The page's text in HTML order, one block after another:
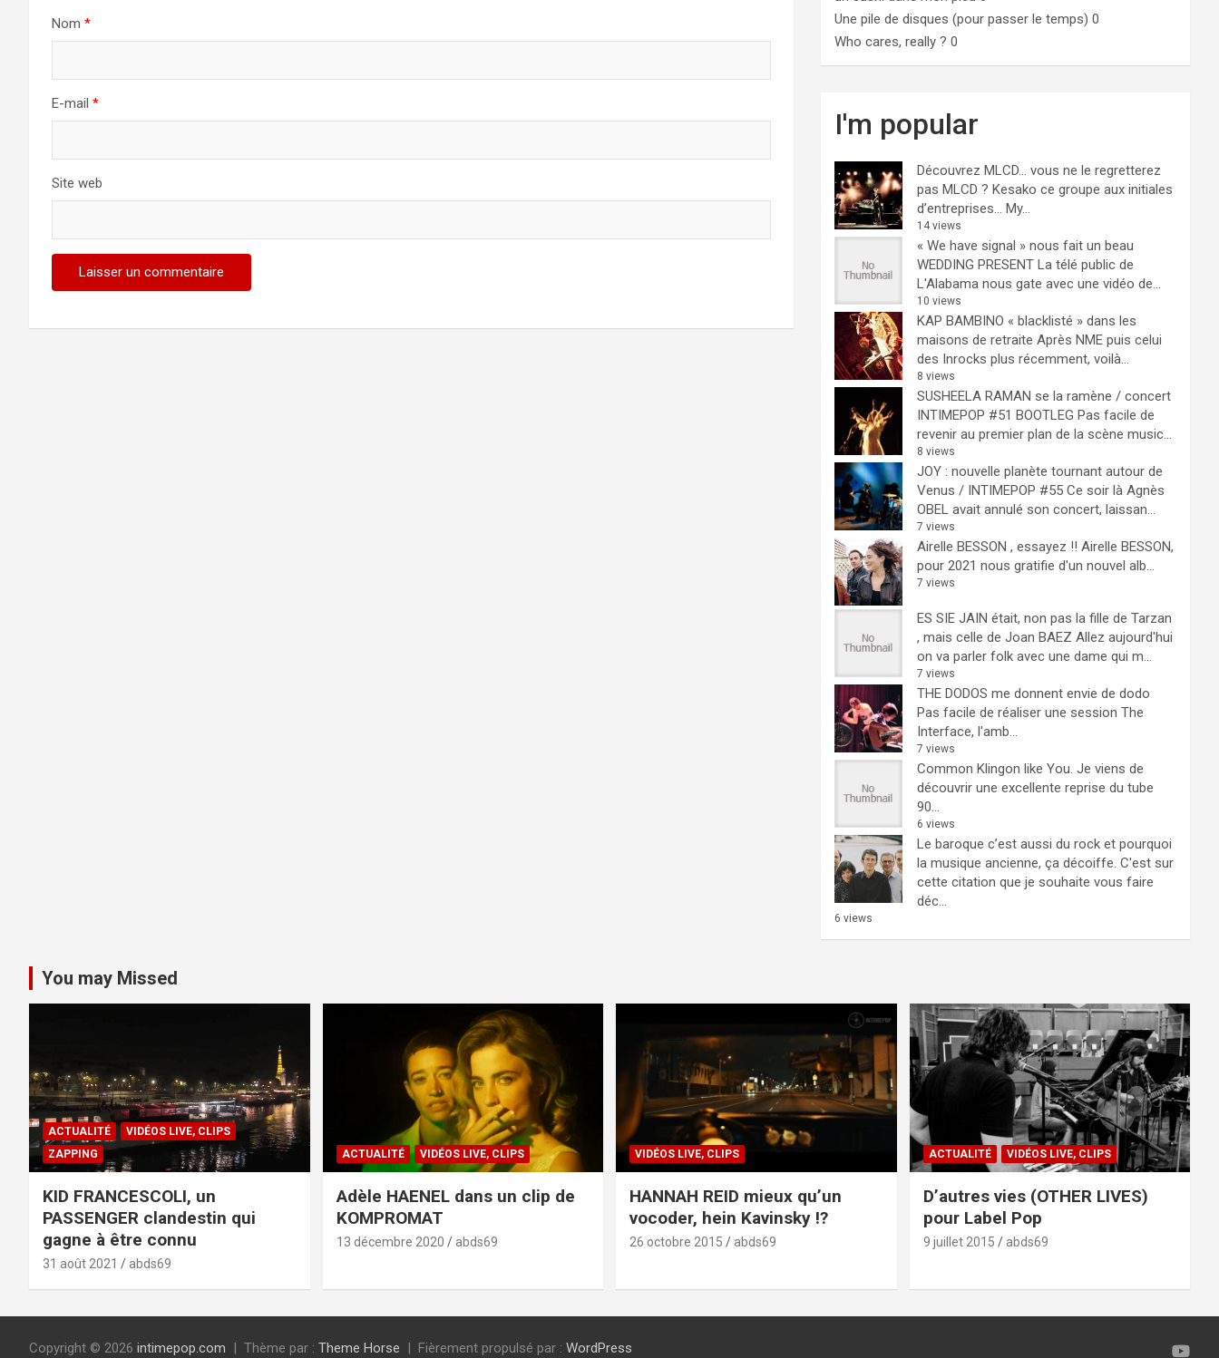
Nom *
E-mail *
Site web
Une pile de disques (pour passer le temps) 0
Who cares, really ? 0
I'm popular
Découvrez MLCD… vous ne le regretterez
pas MLCD ? Kesako ce groupe aux initiales
d’entreprises… My...
14 views
« We have signal » nous fait un beau
WEDDING PRESENT La télé public de
L'Alabama nous gate avec une vidéo de...
10 views
KAP BAMBINO « blacklisté » dans les
maisons de retraite Après NME puis celui
des Inrocks plus récemment, voilà...
8 views
SUSHEELA RAMAN se la ramène / concert
INTIMEPOP #51 BOOTLEG Pas facile de
revenir au premier plan de la scène music...
8 views
JOY : nouvelle planète tournant autour de
Venus / INTIMEPOP #55 Ce soir là Agnès
OBEL avait annulé son concert, laissan...
7 views
Airelle BESSON , essayez !! Airelle BESSON,
pour 2021 nous gratifie d'un nouvel alb...
7 views
ES SIE JAIN était, non pas la fille de Tarzan
, mais celle de Joan BAEZ Allez aujourd'hui
on va parler folk avec une dame qui m...
7 views
THE DODOS me donnent envie de dodo
Pas facile de réaliser une session The
Interface, l'amb...
7 views
Common Klingon like You. Je viens de
découvrir une excellente reprise du tube
90...
6 views
Le baroque c’est aussi du rock et pourquoi
la musique ancienne, ça décoiffe. C'est sur
cette citation que je souhaite vous faire
déc...
6 views
You may Missed
ACTUALITÉ
VIDÉOS LIVE, CLIPS
ZAPPING
KID FRANCESCOLI, un
PASSENGER clandestin qui
gagne à être connu
31 août 2021 abds69
ACTUALITÉ VIDÉOS LIVE, CLIPS
Adèle HAENEL dans un clip de
KOMPROMAT
13 décembre 2020 abds69
VIDÉOS LIVE, CLIPS
HANNAH REID mieux qu’un
vocoder, hein Kavinsky !?
26 octobre 2015 abds69
ACTUALITÉ VIDÉOS LIVE, CLIPS
D’autres vies (OTHER LIVES)
pour Label Pop
9 juillet 2015 abds69
Copyright © 2026 intimepop.com Thème par : Theme Horse Fièrement propulsé par : WordPress